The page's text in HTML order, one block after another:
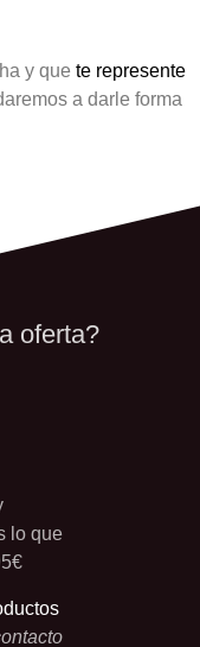
y que te represente
a darle forma
oferta?
lo que